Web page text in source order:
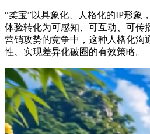
“柔宝”以具象化、人格化的IP形象
体验转化为可感知、可互动、可传
营销攻势的竞争中，这种人格化沟
性、实现差异化破圈的有效策略。